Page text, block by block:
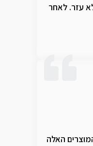
עזר. לאחר
בחום!!
האלה